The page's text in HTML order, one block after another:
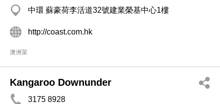
中環 蘇豪荷李活道32號建業榮基中心1樓
http://coast.com.hk
澳洲菜
Kangaroo Downunder
3175 8928